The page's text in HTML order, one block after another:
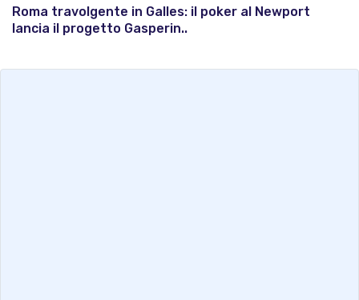
Roma travolgente in Galles: il poker al Newport
lancia il progetto Gasperin..